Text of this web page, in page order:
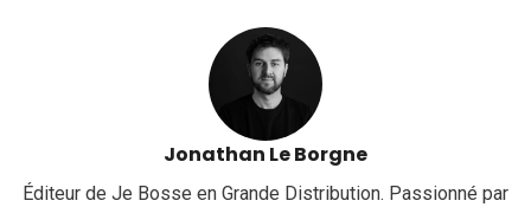
Jonathan Le Borgne
Éditeur de Je Bosse en Grande Distribution. Passionné par